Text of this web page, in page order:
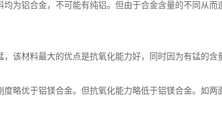
铝合金，不可能有纯铝。但由于合金含量的不同从而
该材料最大的优点是抗氧化能力好，同时因为有锰的含
度略优于铝镁合金。但抗氧化能力略低于铝镁合金。如